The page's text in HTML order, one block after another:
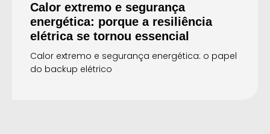
Calor extremo e segurança
energética: porque a resiliência
elétrica se tornou essencial
Calor extremo e segurança energética: o papel
do backup elétrico